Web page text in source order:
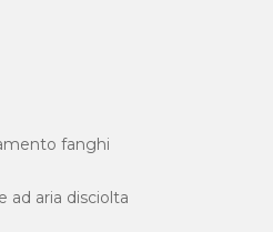
fanghi
ad aria disciolta